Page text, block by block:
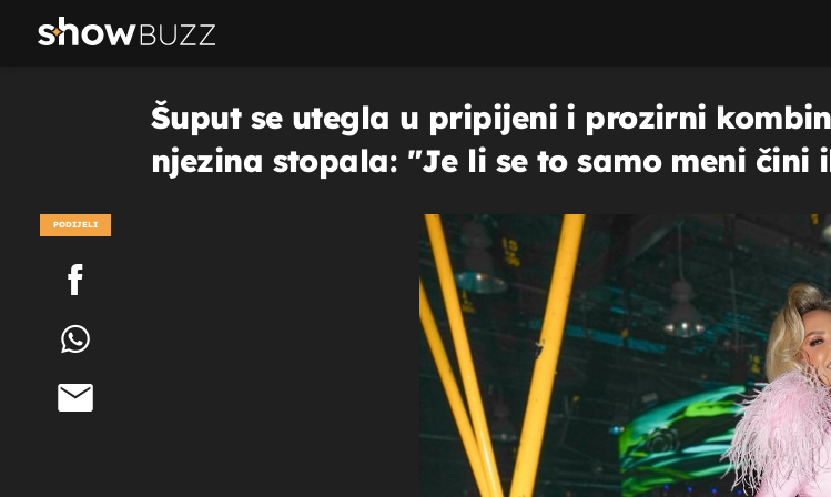
Šuput se utegla u pripijeni i prozirni
njezina stopala: "Je li se to samo meni čini
PODIJELI